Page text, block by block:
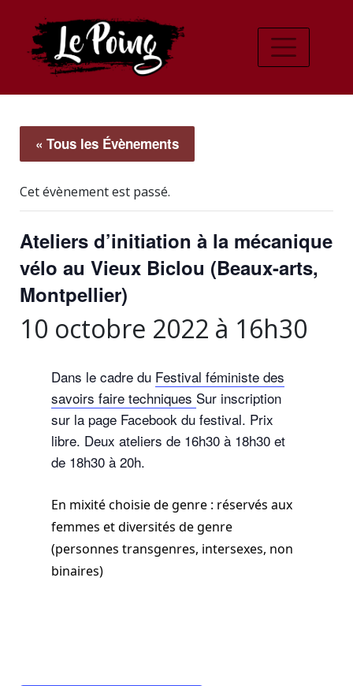
« Tous les Évènements
Cet évènement est passé.
Ateliers d’initiation à la mécanique
vélo au Vieux Biclou (Beaux-arts,
Montpellier)
10 octobre 2022 à 16h30
Dans le cadre du Festival féministe des
savoirs faire techniques Sur inscription
sur la page Facebook du festival. Prix
libre. Deux ateliers de 16h30 à 18h30 et
de 18h30 à 20h.
En mixité choisie de genre : réservés aux
femmes et diversités de genre
(personnes transgenres, intersexes, non
binaires)